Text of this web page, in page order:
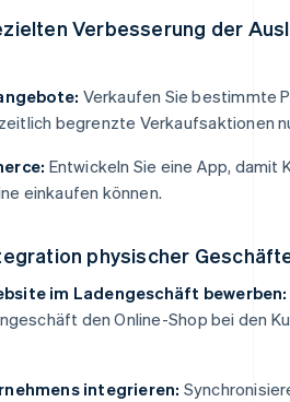
Verbesserung der
Verkaufen Sie bestimmte
begrenzte Verkaufsaktionen
Entwickeln Sie eine App, damit
einkaufen können.
physischer
im Ladengeschäft bewerben:
den Online-Shop bei den
integrieren: